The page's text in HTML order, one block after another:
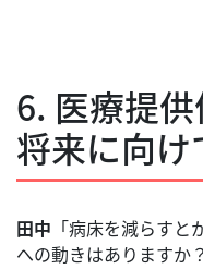
6. 医療提
将来に向
田中 「病床を減らす
への動きはありますか